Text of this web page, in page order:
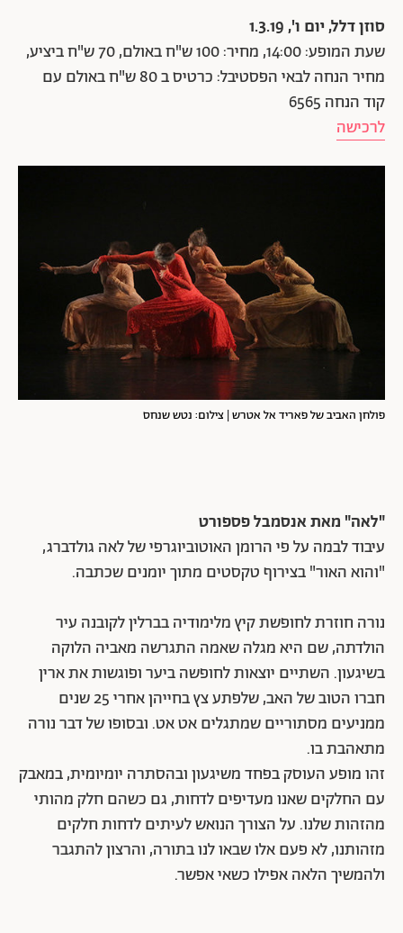
סוזן דלל, יום ו', 1.3.19
שעת המופע: 14:00, מחיר: 100 ש"ח באולם, 70 ש"ח ביציע,
מחיר הנחה לבאי הפסטיבל: כרטיס ב 80 ש"ח באולם עם
קוד הנחה 6565
לרכישה
פולחן האביב של פאריד אל אטרש | צילום: נטש שנחס
"לאה" מאת אנסמבל פספורט
עיבוד לבמה על פי הרומן האוטוביוגרפי של לאה גולדברג,
"והוא האור" בצירוף טקסטים מתוך יומנים שכתבה.
נורה חוזרת לחופשת קיץ מלימודיה בברלין לקובנה עיר
הולדתה, שם היא מגלה שאמה התגרשה מאביה הלוקה
בשיגעון. השתיים יוצאות לחופשה ביער ופוגשות את ארין
חברו הטוב של האב, שלפתע צץ בחייהן אחרי 25 שנים
ממניעים מסתוריים שמתגלים אט אט. ובסופו של דבר נורה
מתאהבת בו.
זהו מופע העוסק בפחד משיגעון ובהסתרה יומיומית, במאבק
עם החלקים שאנו מעדיפים לדחות, גם כשהם חלק מהותי
מהזהות שלנו. על הצורך הנואש לעיתים לדחות חלקים
מזהותנו, לא פעם אלו שבאו לנו בתורה, והרצון להתגבר
ולהמשיך הלאה אפילו כשאי אפשר.